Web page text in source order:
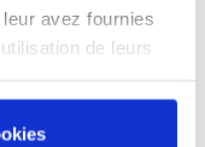
avez fournies
de leurs